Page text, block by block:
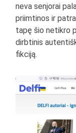
neva senjorai
priimtinos ir
tapę šio netikro
dirbtinis
fikciją.